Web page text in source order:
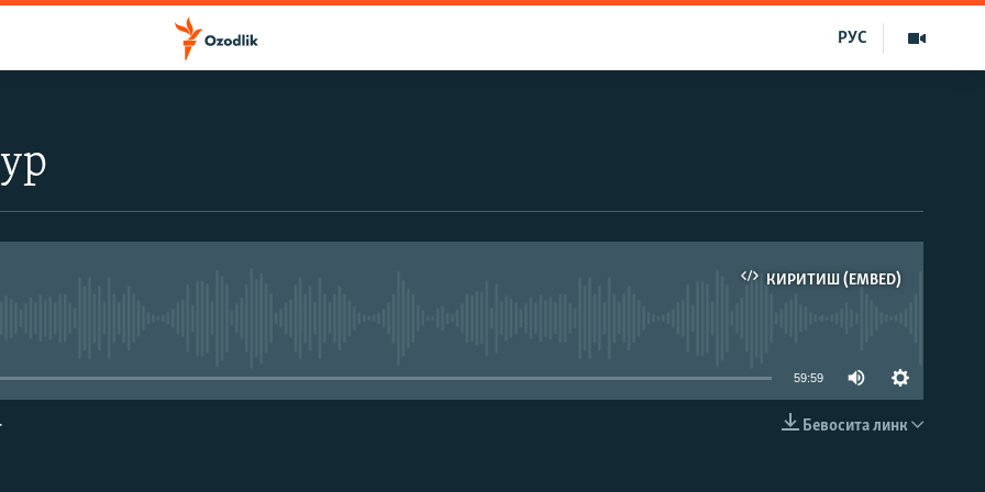
РУС
КИРИТИШ (EMBED)
59:59
Бевосита линк